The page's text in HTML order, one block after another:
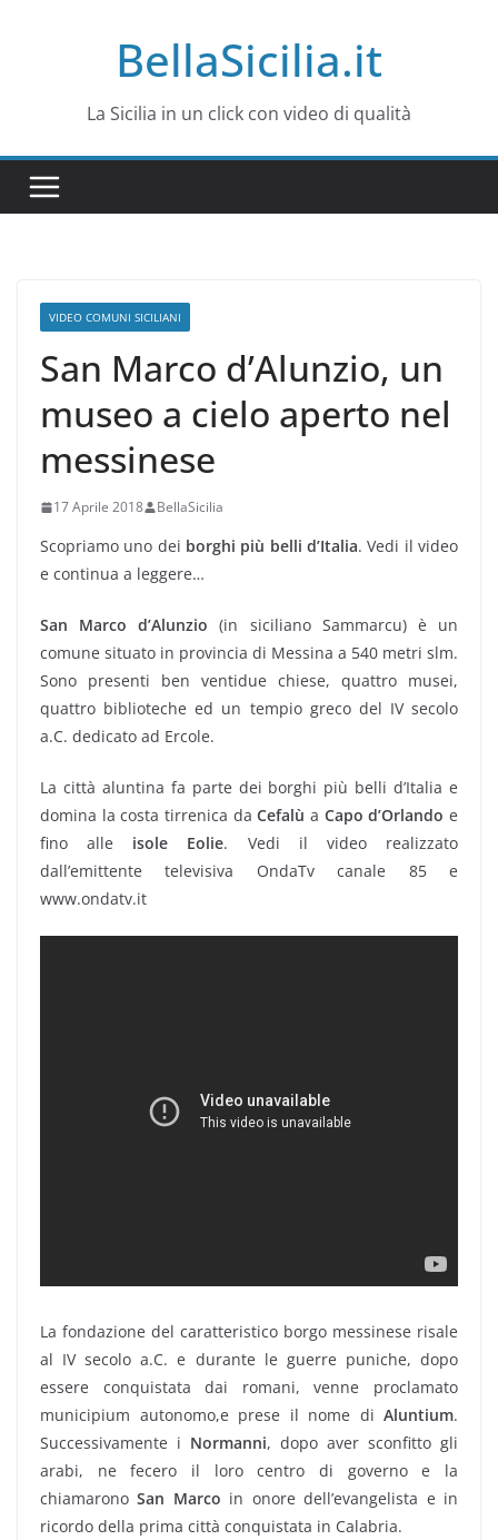
BellaSicilia.it
La Sicilia in un click con video di qualità
VIDEO COMUNI SICILIANI
San Marco d’Alunzio, un
museo a cielo aperto nel
messinese
17 Aprile 2018 BellaSicilia
Scopriamo uno dei borghi più belli d’Italia. Vedi il video
e continua a leggere…
San Marco d’Alunzio (in siciliano Sammarcu) è un
comune situato in provincia di Messina a 540 metri slm.
Sono presenti ben ventidue chiese, quattro musei,
quattro biblioteche ed un tempio greco del IV secolo
a.C. dedicato ad Ercole.
La città aluntina fa parte dei borghi più belli d’Italia e
domina la costa tirrenica daCefalù a Capo d’Orlando e
fino alle isole Eolie. Vedi il video realizzato
dall’emittente televisiva OndaTv canale 85 e
www.ondatv.it
La fondazione del caratteristico borgo messinese risale
al IV secolo a.C. e durante le guerre puniche, dopo
essere conquistata dai romani, venne proclamato
municipium autonomo,e prese il nome di Aluntium.
Successivamente i Normanni, dopo aver sconfitto gli
arabi, ne fecero il loro centro di governo e la
chiamarono San Marco in onore dell’evangelista e in
ricordo della prima città conquistata in Calabria.